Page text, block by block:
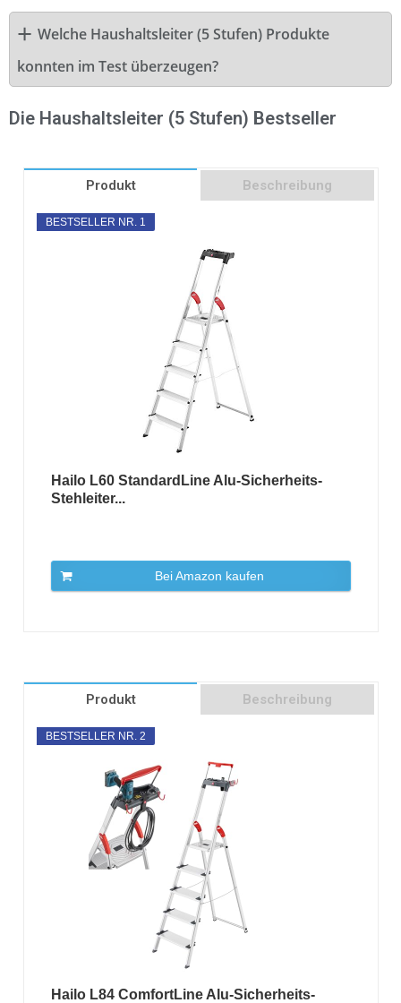
Welche Haushaltsleiter (5 Stufen) Produkte
konnten im Test überzeugen?
Die Haushaltsleiter (5 Stufen) Bestseller
Produkt Beschreibung
BESTSELLER NR. 1
Hailo L60 StandardLine Alu-Sicherheits-
Stehleiter...
Bei Amazon kaufen
Produkt Beschreibung
BESTSELLER NR. 2
Hailo L84 ComfortLine Alu-Sicherheits-